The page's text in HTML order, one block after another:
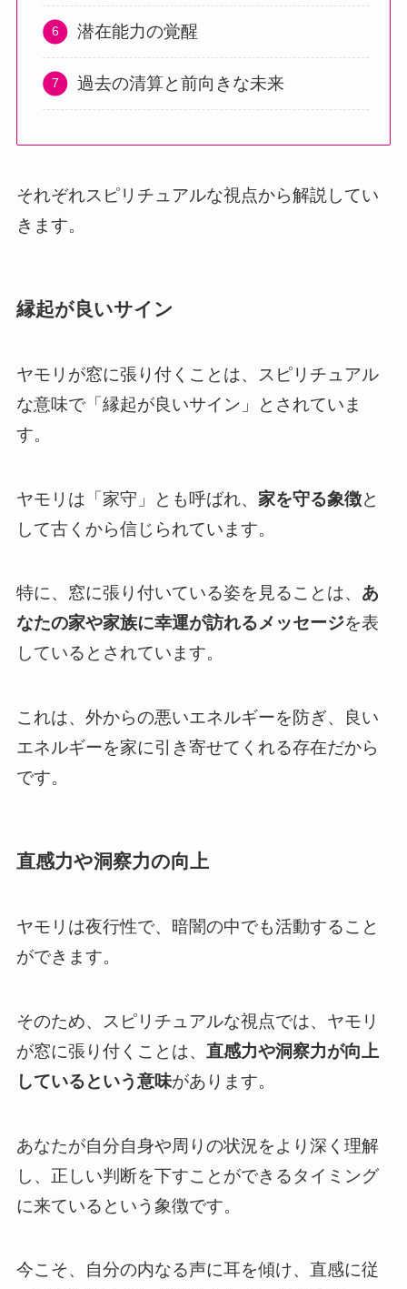
潜在能力の覚醒
過去の清算と前向きな未来
それぞれスピリチュアルな視点から解説してい
きます。
縁起が良いサイン
ヤモリが窓に張り付くことは、スピリチュアル
な意味で「縁起が良いサイン」とされていま
す。
ヤモリは「家守」とも呼ばれ、 家を守る象徴と
して古くから信じられています。
特に、窓に張り付いている姿を見ることは、 あ
なたの家や家族に幸運が訪れるメッセージを表
しているとされています。
これは、外からの悪いエネルギーを防ぎ、良い
エネルギーを家に引き寄せてくれる存在だから
です。
直感力や洞察力の向上
ヤモリは夜行性で、暗闇の中でも活動すること
ができます。
そのため、スピリチュアルな視点では、ヤモリ
が窓に張り付くことは、 直感力や洞察力が向上
しているという意味があります。
あなたが自分自身や周りの状況をより深く理解
し、正しい判断を下すことができるタイミング
に来ているという象徴です。
今こそ、自分の内なる声に耳を傾け、直感に従